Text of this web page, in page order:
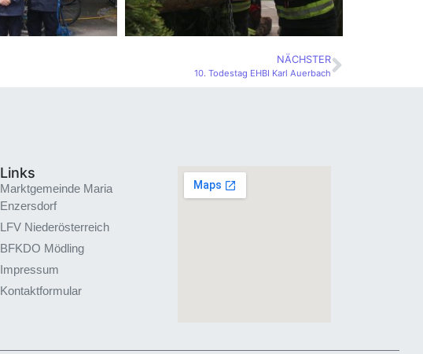
NÄCHSTER
10. Todestag EHBI Karl Auerbach
Links
Marktgemeinde Maria
Enzersdorf
LFV Niederösterreich
BFKDO Mödling
Impressum
Kontaktformular